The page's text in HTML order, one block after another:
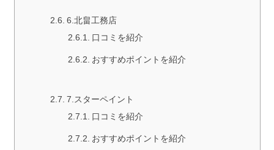
6.北畠工務店
口コミを紹介
おすすめポイントを紹介
7.スターペイント
口コミを紹介
おすすめポイントを紹介